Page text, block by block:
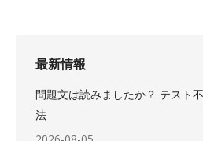
最新情報
問題文は読みましたか？ テスト
法